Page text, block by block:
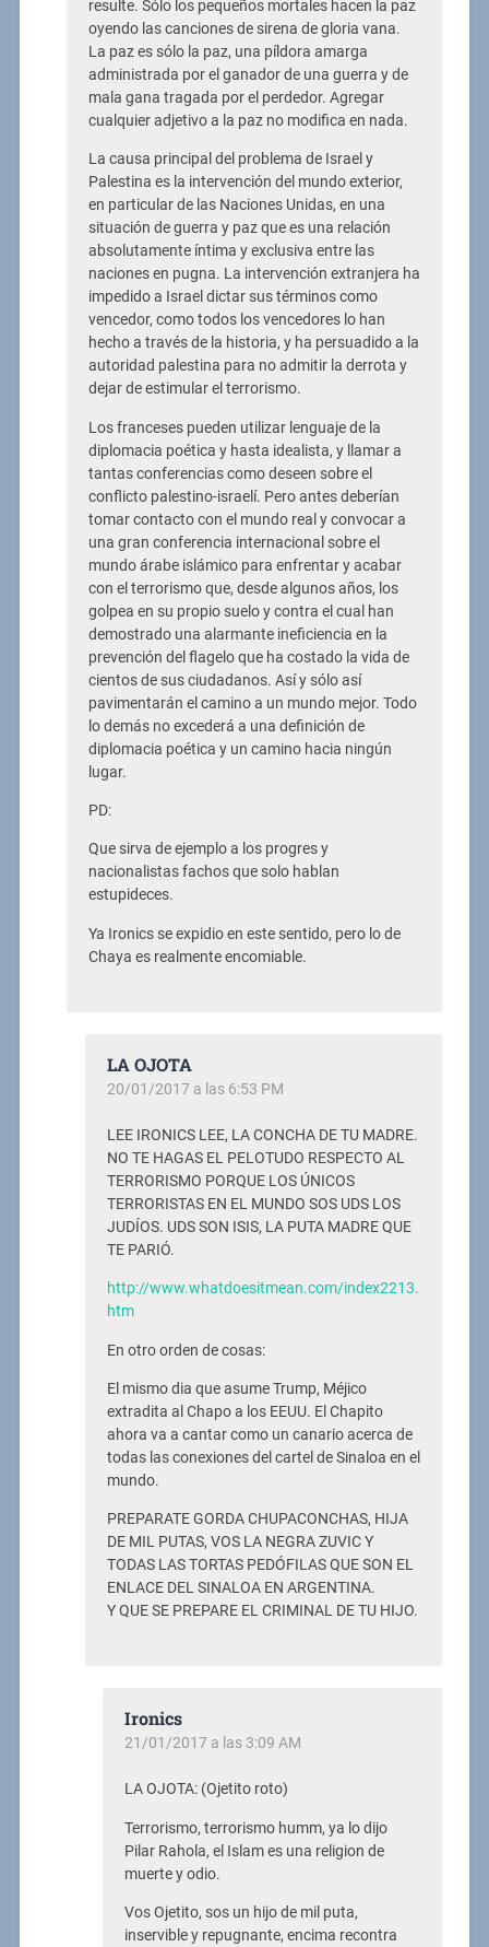
resulte. Sólo los pequeños mortales hacen la paz
oyendo las canciones de sirena de gloria vana.
La paz es sólo la paz, una píldora amarga
administrada por el ganador de una guerra y de
mala gana tragada por el perdedor. Agregar
cualquier adjetivo a la paz no modifica en nada.
La causa principal del problema de Israel y
Palestina es la intervención del mundo exterior,
en particular de las Naciones Unidas, en una
situación de guerra y paz que es una relación
absolutamente íntima y exclusiva entre las
naciones en pugna. La intervención extranjera ha
impedido a Israel dictar sus términos como
vencedor, como todos los vencedores lo han
hecho a través de la historia, y ha persuadido a la
autoridad palestina para no admitir la derrota y
dejar de estimular el terrorismo.
Los franceses pueden utilizar lenguaje de la
diplomacia poética y hasta idealista, y llamar a
tantas conferencias como deseen sobre el
conflicto palestino-israelí. Pero antes deberían
tomar contacto con el mundo real y convocar a
una gran conferencia internacional sobre el
mundo árabe islámico para enfrentar y acabar
con el terrorismo que, desde algunos años, los
golpea en su propio suelo y contra el cual han
demostrado una alarmante ineficiencia en la
prevención del flagelo que ha costado la vida de
cientos de sus ciudadanos. Así y sólo así
pavimentarán el camino a un mundo mejor. Todo
lo demás no excederá a una definición de
diplomacia poética y un camino hacia ningún
lugar.
PD:
Que sirva de ejemplo a los progres y
nacionalistas fachos que solo hablan
estupideces.
Ya Ironics se expidio en este sentido, pero lo de
Chaya es realmente encomiable.
LA OJOTA
20/01/2017 a las 6:53 PM
LEE IRONICS LEE, LA CONCHA DE TU MADRE.
NO TE HAGAS EL PELOTUDO RESPECTO AL
TERRORISMO PORQUE LOS ÚNICOS
TERRORISTAS EN EL MUNDO SOS UDS LOS
JUDÍOS. UDS SON ISIS, LA PUTA MADRE QUE
TE PARIÓ.
http://www.whatdoesitmean.com/index2213.
htm
En otro orden de cosas:
El mismo dia que asume Trump, Méjico
extradita al Chapo a los EEUU. El Chapito
ahora va a cantar como un canario acerca de
todas las conexiones del cartel de Sinaloa en el
mundo.
PREPARATE GORDA CHUPACONCHAS, HIJA
DE MIL PUTAS, VOS LA NEGRA ZUVIC Y
TODAS LAS TORTAS PEDÓFILAS QUE SON EL
ENLACE DEL SINALOA EN ARGENTINA.
Y QUE SE PREPARE EL CRIMINAL DE TU HIJO.
Ironics
21/01/2017 a las 3:09 AM
LA OJOTA: (Ojetito roto)
Terrorismo, terrorismo humm, ya lo dijo
Pilar Rahola, el Islam es una religion de
muerte y odio.
Vos Ojetito, sos un hijo de mil puta,
inservible y repugnante, encima recontra